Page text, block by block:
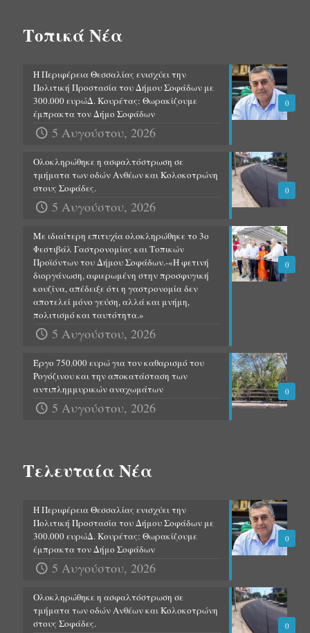
Τοπικά Νέα
0
Η Περιφέρεια Θεσσαλίας ενισχύει την
Πολιτική Προστασία του Δήμου Σοφάδων με
300.000 ευρώΔ. Κουρέτας: Θωρακίζουμε
έμπρακτα τον Δήμο Σοφάδων
5 Αυγούστου, 2026
0
Ολοκληρώθηκε η ασφαλτόστρωση σε
τμήματα των οδών Ανθέων και Κολοκοτρώνη
στους Σοφάδες.
5 Αυγούστου, 2026
0
Με ιδιαίτερη επιτυχία ολοκληρώθηκε το 3ο
Φεστιβάλ Γαστρονομίας και Τοπικών
Προϊόντων του Δήμου Σοφάδων.-«Η φετινή
διοργάνωση, αφιερωμένη στην προσφυγική
κουζίνα, απέδειξε ότι η γαστρονομία δεν
αποτελεί μόνο γεύση, αλλά και μνήμη,
πολιτισμό και ταυτότητα.»
5 Αυγούστου, 2026
0
Έργο 750.000 ευρώ για τον καθαρισμό του
Ρογόζινου και την αποκατάσταση των
αντιπλημμυρικών αναχωμάτων
5 Αυγούστου, 2026
Τελευταία Νέα
0
Η Περιφέρεια Θεσσαλίας ενισχύει την
Πολιτική Προστασία του Δήμου Σοφάδων με
300.000 ευρώΔ. Κουρέτας: Θωρακίζουμε
έμπρακτα τον Δήμο Σοφάδων
5 Αυγούστου, 2026
0
Ολοκληρώθηκε η ασφαλτόστρωση σε
τμήματα των οδών Ανθέων και Κολοκοτρώνη
στους Σοφάδες.